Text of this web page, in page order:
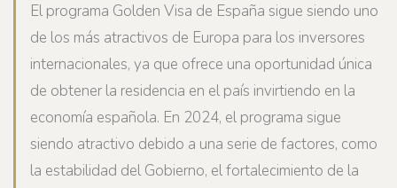
El programa Golden Visa de España sigue siendo uno
de los más atractivos de Europa para los inversores
internacionales, ya que ofrece una oportunidad única
de obtener la residencia en el país invirtiendo en la
economía española. En 2024, el programa sigue
siendo atractivo debido a una serie de factores, como
la estabilidad del Gobierno, el fortalecimiento de la